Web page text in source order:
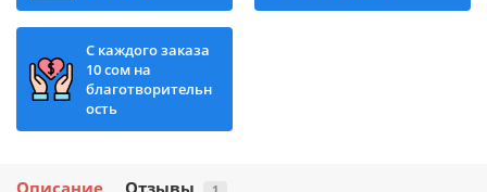
С каждого заказа
10 сом на
благотворительн
ость